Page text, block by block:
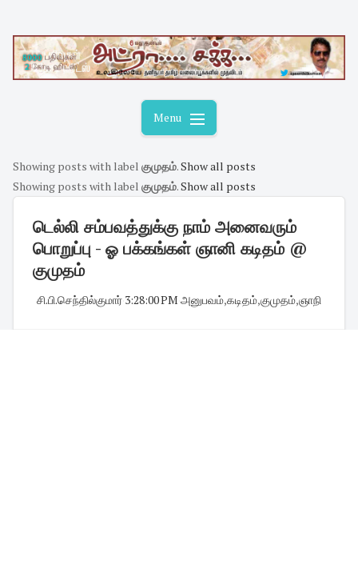
content
Menu
Showing posts with label குமுதம்.Show all posts
Showing posts with label குமுதம்.Show all posts
டெல்லி சம்பவத்துக்கு நாம் அனைவரும்
பொறுப்பு - ஓ பக்கங்கள் ஞானி கடிதம் @
குமுதம்
சி.பி.செந்தில்குமார் 3:28:00 PM அனுபவம்,கடிதம்,குமுதம்,ஞாநி